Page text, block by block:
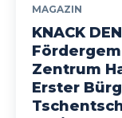
MAGAZIN
KNACK
Zentrum
Erster